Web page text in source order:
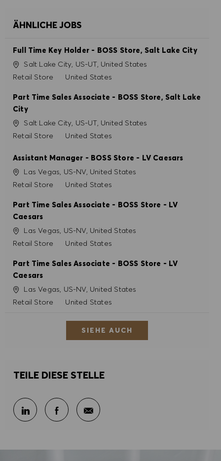
ÄHNLICHE JOBS
Full Time Key Holder - BOSS Store, Salt Lake City
Ort Salt Lake City, US-UT, United States
Kategorie
Retail Store United States
Part Time Sales Associate - BOSS Store, Salt Lake
City
Ort Salt Lake City, US-UT, United States
Kategorie
Retail Store United States
Assistant Manager - BOSS Store - LV Caesars
Ort Las Vegas, US-NV, United States
Kategorie
Retail Store United States
Part Time Sales Associate - BOSS Store - LV
Caesars
Ort Las Vegas, US-NV, United States
Kategorie
Retail Store United States
Part Time Sales Associate - BOSS Store - LV
Caesars
Ort Las Vegas, US-NV, United States
Kategorie
Retail Store United States
SIEHE AUCH
TEILE DIESE STELLE
Über LinkedIn teilen
Über Facebook teilen
Per E-Mail teilen